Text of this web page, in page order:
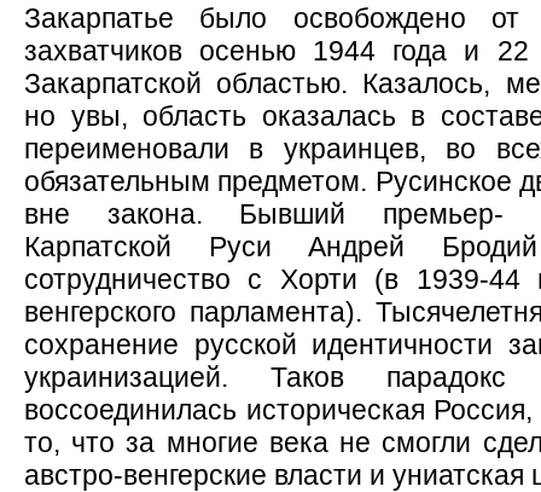
Закарпатье было освобождено от
захватчиков осенью 1944 года и
Закарпатской областью. Казалось,
но увы, область оказалась в
переименовали в украинцев, во
обязательным предметом. Русинское
вне закона. Бывший премьер-
Карпатской Руси Андрей
сотрудничество с Хорти (в 1939-44
венгерского парламента).
сохранение русской идентичности
украинизацией. Таков
воссоединилась историческая
то, что за многие века не смогли
австро-венгерские власти и униатская